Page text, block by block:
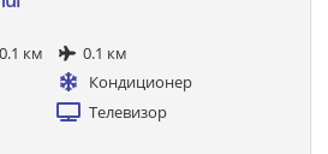
0.1 км
0.1 км
Кондиционер
Телевизор